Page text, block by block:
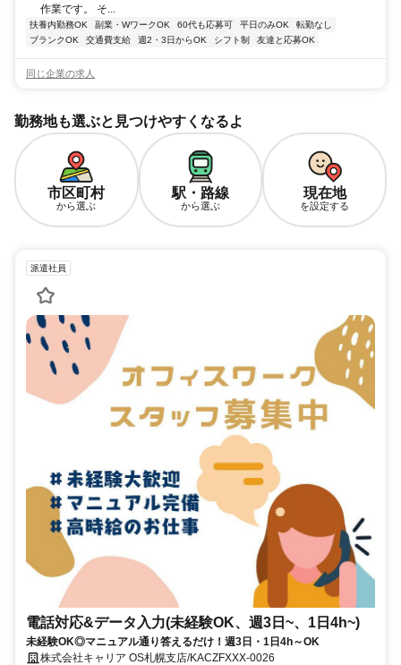
作業です。 そ...
扶養内勤務OK 副業・WワークOK 60代も応募可 平日のみOK
転勤なし
ブランクOK
交通費支給 週2・3日からOK シフト制 友達と応募OK
同じ企業の求人
勤務地も選ぶと見つけやすくなるよ
市区町村
から選ぶ
駅・路線
から選ぶ
現在地
を設定する
派遣社員
電話対応&データ入力(未経験OK、週3日~、1日4h~)
未経験OK◎マニュアル通り答えるだけ！週3日・1日4h～OK
株式会社キャリア OS札幌支店/KACZFXXX-0026